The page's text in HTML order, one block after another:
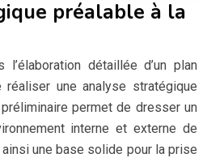
préalable à la
détaillée d’un plan
une analyse stratégique
permet de dresser un
interne et externe de
une base solide pour la prise